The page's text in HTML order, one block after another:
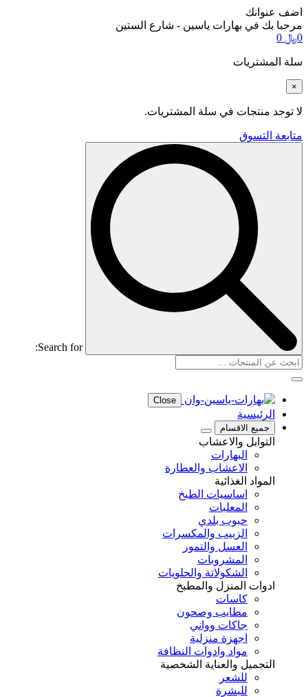
اضف عنوانك
مرحبا بك في بهارات ياسين - شارع الستين
0﷼ 0
سلة المشتريات
×
لا توجد منتجات في سلة المشتريات.
متابعة التسوق
Search for:
Close
الرئيسية
جميع الاقسام
التوابل والاعشاب
البهارات
الاعشاب والعطارة
المواد الغذائية
اساسيات الطبخ
المعلبات
حبوب بلدي
الزبيب والمكسرات
العسل والتمور
المشروبات
الشكولاتة والحلويات
ادوات المنزل والمطبخ
كاسات
مطايب وصحون
جاكات وواني
اجهزة منزلية
مواد وادوات النظافة
التجميل والعناية الشخصية
للشعر
للبشرة